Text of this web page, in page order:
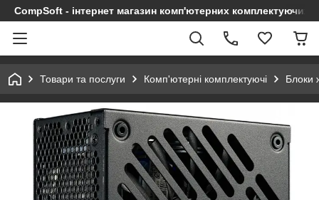
CompSoft - інтернет магазин комп'ютерних комплектуючих
Товари та послуги Комп'ютерні комплектуючі Блоки